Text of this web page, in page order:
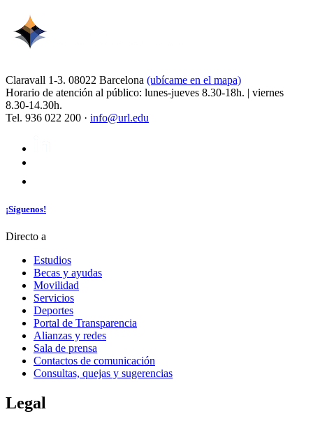
Claravall 1-3. 08022 Barcelona (ubícame en el mapa)
Horario de atención al público: lunes-jueves 8.30-18h. | viernes
8.30-14.30h.
Tel. 936 022 200 · info@url.edu
¡Síguenos!
Directo a
Estudios
Becas y ayudas
Movilidad
Servicios
Deportes
Portal de Transparencia
Alianzas y redes
Sala de prensa
Contactos de comunicación
Consultas, quejas y sugerencias
Legal